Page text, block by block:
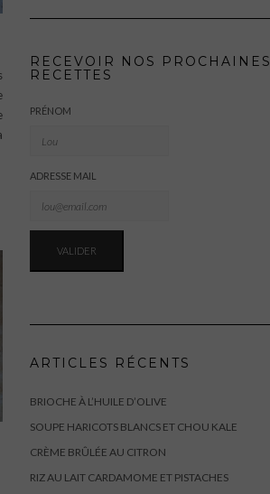
RECEVOIR NOS PROCHAINES
RECETTES
PRÉNOM
ADRESSE MAIL
ARTICLES RÉCENTS
BRIOCHE À L’HUILE D’OLIVE
SOUPE HARICOTS BLANCS ET CHOU KALE
CRÈME BRÛLÉE AU CITRON
RIZ AU LAIT CARDAMOME ET PISTACHES